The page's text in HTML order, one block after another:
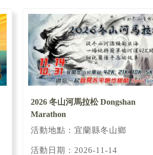
2026 冬山河馬拉松 Dongshan
Marathon
活動地點：宜蘭縣冬山鄉
活動日期：2026-11-14